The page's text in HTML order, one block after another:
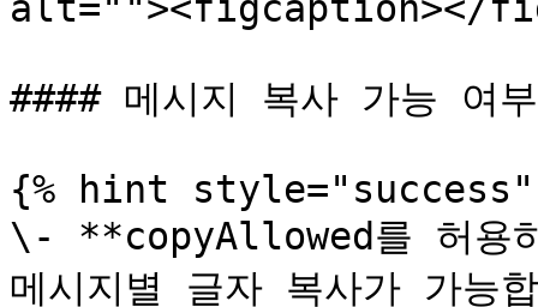
#### 메시지 복사 가능 여
{% hint style="success"
\- **copyAllowed를 허용
메시지별 글자 복사가 가능